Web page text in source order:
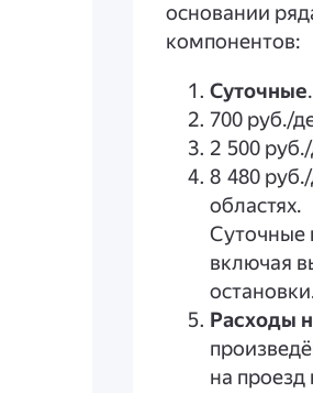
основании
компонентов:
Суточные
700 руб./
2 500
8 480
областях.
Суточные
включая
Расходы
на проезд